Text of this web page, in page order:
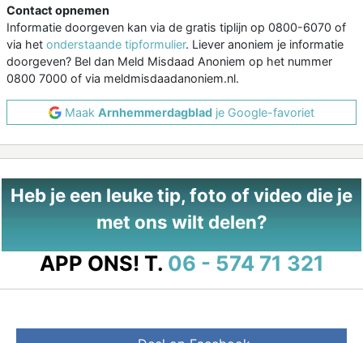
Contact opnemen
Informatie doorgeven kan via de gratis tiplijn op 0800-6070 of
via het onderstaande tipformulier. Liever anoniem je informatie
doorgeven? Bel dan Meld Misdaad Anoniem op het nummer
0800 7000 of via meldmisdaadanoniem.nl.
Maak Arnhemmerdagblad je Google-favoriet
Heb je een leuke tip, foto of video die je
met ons wilt delen?
APP ONS! T. 06 - 574 71 321